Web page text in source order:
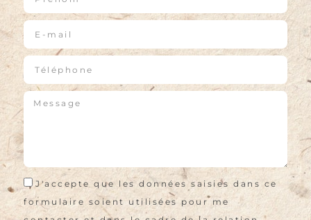
J'accepte que les données saisies dans ce
formulaire soient utilisées pour me